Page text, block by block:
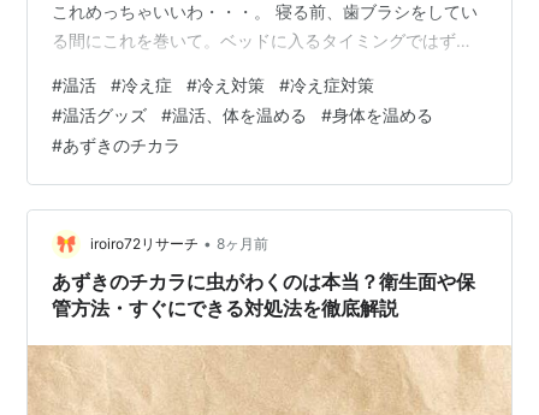
これめっちゃいいわ・・・。 寝る前、歯ブラシをしてい
る間にこれを巻いて。ベッドに入るタイミングではず
る。 →即寝落ち。 アイマスクもあずきのやつです↓
tenkinzumadabe.hatenablog.com 朝起きて、ベルトを
チンしてまた首～肩に巻いて。 朝ベッドから出た後リビ
ングにいるときって一気に体が冷えるけど、このおかげ
でちょっと気持ちがほんわか。 結構いいグッズだ。
1,000円…
#温活 #冷え症 #冷え対策 #冷え症対策
#温活グッズ #温活、体を温める #身体を温める
#あずきのチカラ
iroiro72リサーチ • 8ヶ月前
あずきのチカラに虫がわくのは本当？衛生面や保
管方法・すぐにできる対処法を徹底解説